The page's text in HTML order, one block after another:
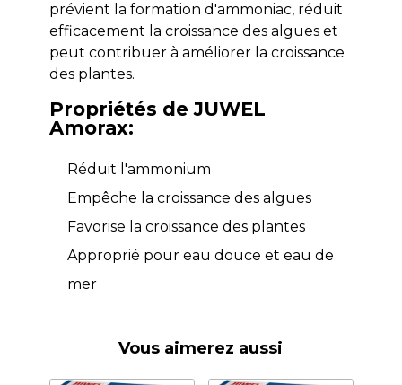
prévient la formation d'ammoniac, réduit
efficacement la croissance des algues et
peut contribuer à améliorer la croissance
des plantes.
Propriétés de JUWEL
Amorax:
Réduit l'ammonium
Empêche la croissance des algues
Favorise la croissance des plantes
Approprié pour eau douce et eau de
mer
Vous aimerez aussi